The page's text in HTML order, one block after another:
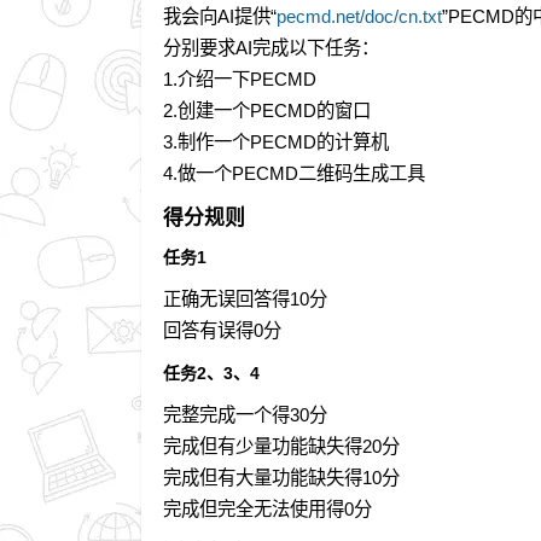
我会向AI提供“pecmd.net/doc/cn.txt”PECMD的
分别要求AI完成以下任务：
1.介绍一下PECMD
2.创建一个PECMD的窗口
3.制作一个PECMD的计算机
4.做一个PECMD二维码生成工具
得分规则
任务1
正确无误回答得10分
回答有误得0分
任务2、3、4
完整完成一个得30分
完成但有少量功能缺失得20分
完成但有大量功能缺失得10分
完成但完全无法使用得0分